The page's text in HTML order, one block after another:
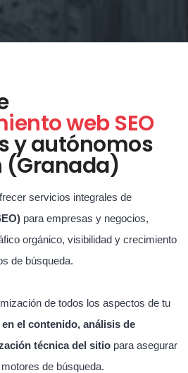
web SEO
y autónomos
(Granada)
servicios integrales de
para empresas y negocios,
orgánico, visibilidad y crecimiento
de búsqueda.
de todos los aspectos de tu
el contenido, análisis de
técnica del sitio para asegurar
de búsqueda.